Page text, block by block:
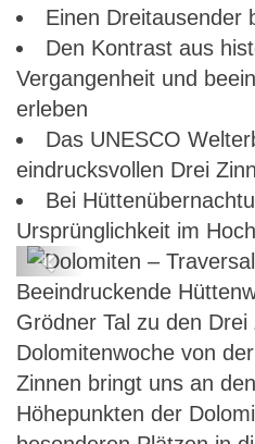
Einen Dreitausender
Den Kontrast aus
Vergangenheit und
erleben
Das UNESCO
eindrucksvollen Drei
Bei
Ursprünglichkeit im
Dolomiten –
nach
Previous
Beeindruckende
Grödner Tal zu den Drei
Dolomitenwoche von
Zinnen bringt uns an
Höhepunkten der